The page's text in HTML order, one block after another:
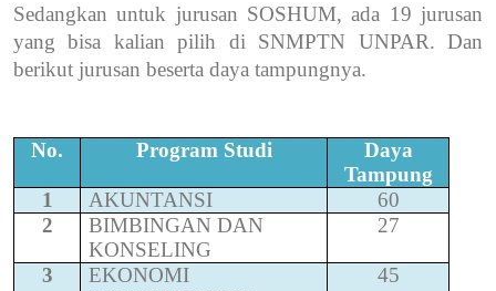
Sedangkan untuk jurusan SOSHUM, ada 19 jurusan
yang bisa kalian pilih di SNMPTN UNPAR. Dan
berikut jurusan beserta daya tampungnya.
No. Program Studi
Daya
Tampung
1
AKUNTANSI
60
2
BIMBINGAN DAN
KONSELING
27
3
EKONOMI
45